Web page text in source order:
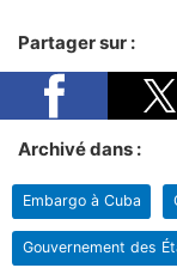
Partager sur :
Archivé dans :
Embargo à Cuba
Gouvernement des